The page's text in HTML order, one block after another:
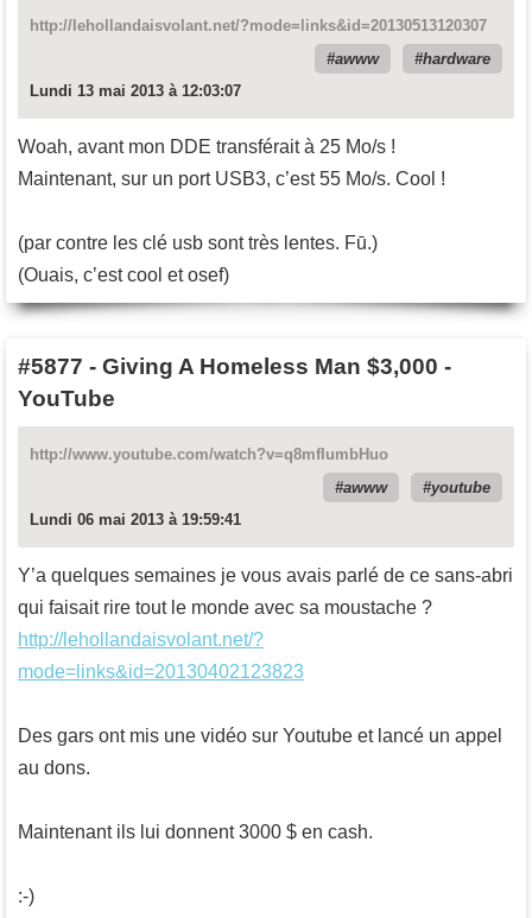
http://lehollandaisvolant.net/?mode=links&id=20130513120307
awww
hardware
Lundi 13 mai 2013 à 12:03:07
Woah, avant mon DDE transférait à 25 Mo/s !
Maintenant, sur un port USB3, c’est 55 Mo/s. Cool !
(par contre les clé usb sont très lentes. Fū.)
(Ouais, c’est cool et osef)
#5877 - Giving A Homeless Man $3,000 -
YouTube
http://www.youtube.com/watch?v=q8mfIumbHuo
awww
youtube
Lundi 06 mai 2013 à 19:59:41
Y’a quelques semaines je vous avais parlé de ce sans-abri
qui faisait rire tout le monde avec sa moustache ?
http://lehollandaisvolant.net/?
mode=links&id=20130402123823
Des gars ont mis une vidéo sur Youtube et lancé un appel
au dons.
Maintenant ils lui donnent 3000 $ en cash.
:-)